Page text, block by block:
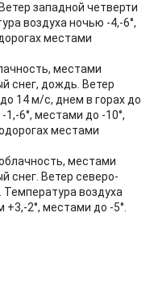
западной четверти
воздуха ночью -4,-6°,
местами
местами
снег, дождь. Ветер
14 м/с, днем в горах до
6°, местами до -10°,
местами
местами
снег. Ветер северо-
воздуха
2°, местами до -5°.